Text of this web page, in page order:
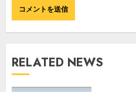
RELATED NEWS